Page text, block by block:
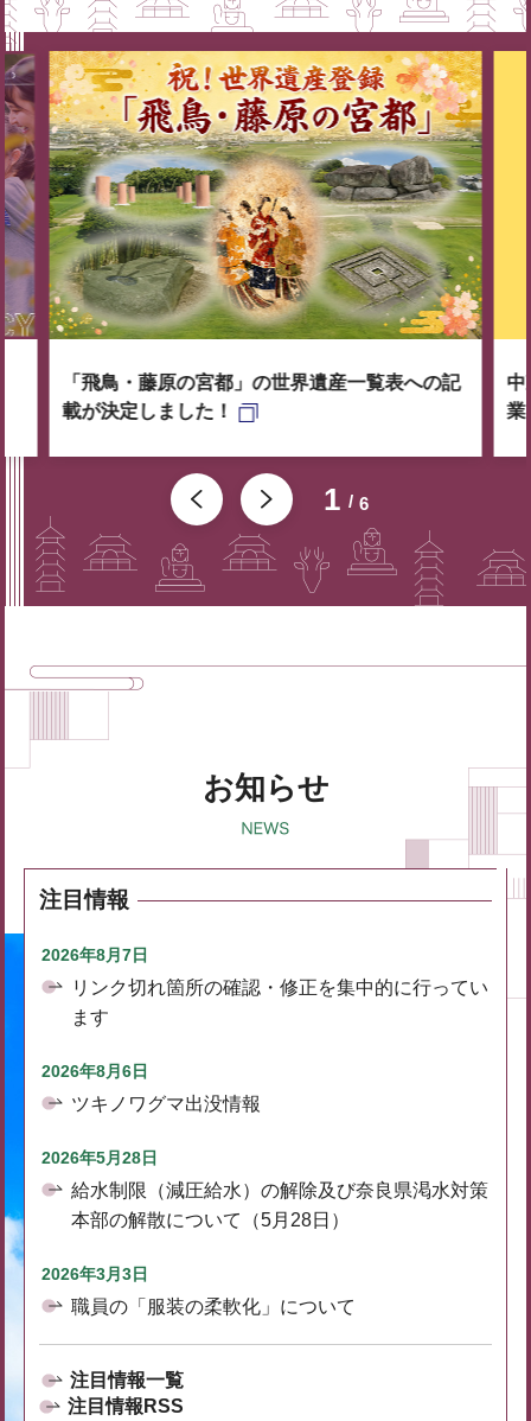
1 6
「飛鳥・藤原の宮都」の世界遺産一覧表への記
載が決定しました！
中
業
お知らせ
注目情報
2026年8月7日
リンク切れ箇所の確認・修正を集中的に行ってい
ます
2026年8月6日
ツキノワグマ出没情報
2026年5月28日
給水制限（減圧給水）の解除及び奈良県渇水対策
本部の解散について（5月28日）
2026年3月3日
職員の「服装の柔軟化」について
注目情報一覧
注目情報RSS